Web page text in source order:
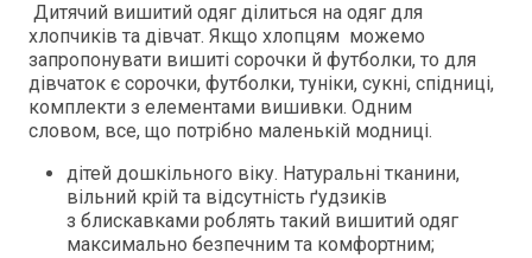
Дитячий вишитий одяг ділиться на одяг для
хлопчиків та дівчат. Якщо хлопцям можемо
запропонувати вишиті сорочки й футболки, то для
дівчаток є сорочки, футболки, туніки, сукні, спідниці,
комплекти з елементами вишивки. Одним
словом, все, що потрібно маленькій модниці.
дітей дошкільного віку. Натуральні тканини,
вільний крій та відсутність ґудзиків
з блискавками роблять такий вишитий одяг
максимально безпечним та комфортним;